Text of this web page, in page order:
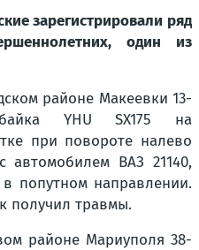
зарегистрировали ряд
один из
районе Макеевки 13-
YHU SX175 на
при повороте налево
автомобилем ВАЗ 21140,
попутном направлении.
получил травмы.
районе Мариуполя 38-